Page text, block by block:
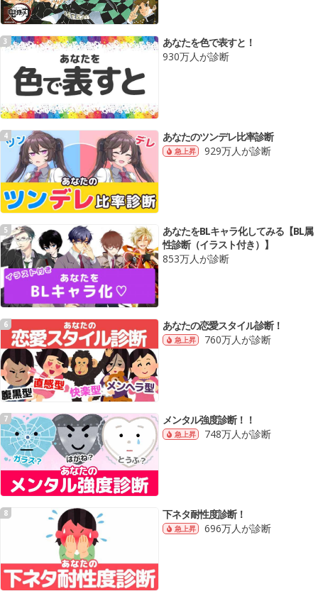
3
あなたを色で表すと！
930万人が診断
4 あなたのツンデレ比率診断
急上昇 929万人が診断
5
あなたをBLキャラ化してみる【BL属
性診断（イラスト付き）】
853万人が診断
6 あなたの恋愛スタイル診断！
急上昇 760万人が診断
7 メンタル強度診断！！
急上昇 748万人が診断
8 下ネタ耐性度診断！
急上昇 696万人が診断